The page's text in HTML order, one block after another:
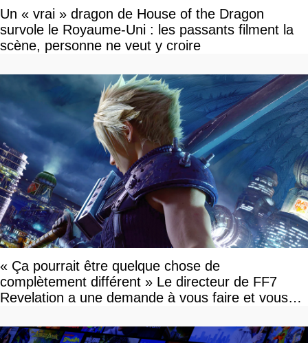
Un « vrai » dragon de House of the Dragon
survole le Royaume-Uni : les passants filment la
scène, personne ne veut y croire
« Ça pourrait être quelque chose de
complètement différent » Le directeur de FF7
Revelation a une demande à vous faire et vous